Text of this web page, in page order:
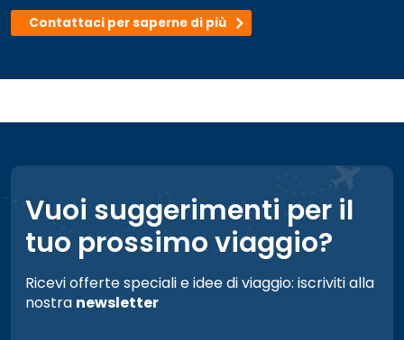
Contattaci per saperne di più
Vuoi suggerimenti per il
tuo prossimo viaggio?
Ricevi offerte speciali e idee di viaggio: iscriviti alla
nostra newsletter